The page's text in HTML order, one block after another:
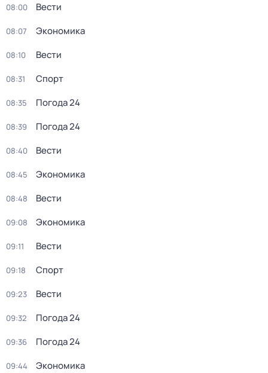
08:00 Вести
08:07 Экономика
08:10 Вести
08:31 Спорт
08:35 Погода 24
08:39 Погода 24
08:40 Вести
08:45 Экономика
08:48 Вести
09:08 Экономика
09:11 Вести
09:18 Спорт
09:23 Вести
09:32 Погода 24
09:36 Погода 24
09:44 Экономика